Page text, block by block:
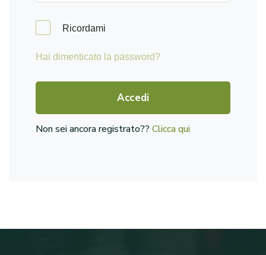
Ricordami
Hai dimenticato la password?
Accedi
Non sei ancora registrato??Clicca qui